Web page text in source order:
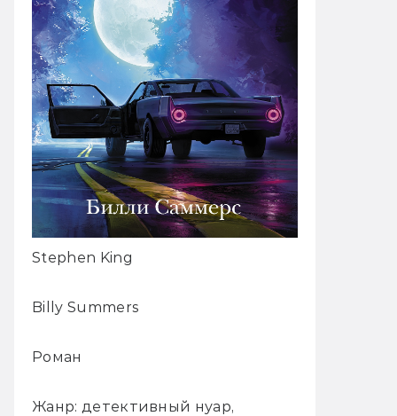
Stephen King
Billy Summers
Роман
Жанр: детективный нуар,